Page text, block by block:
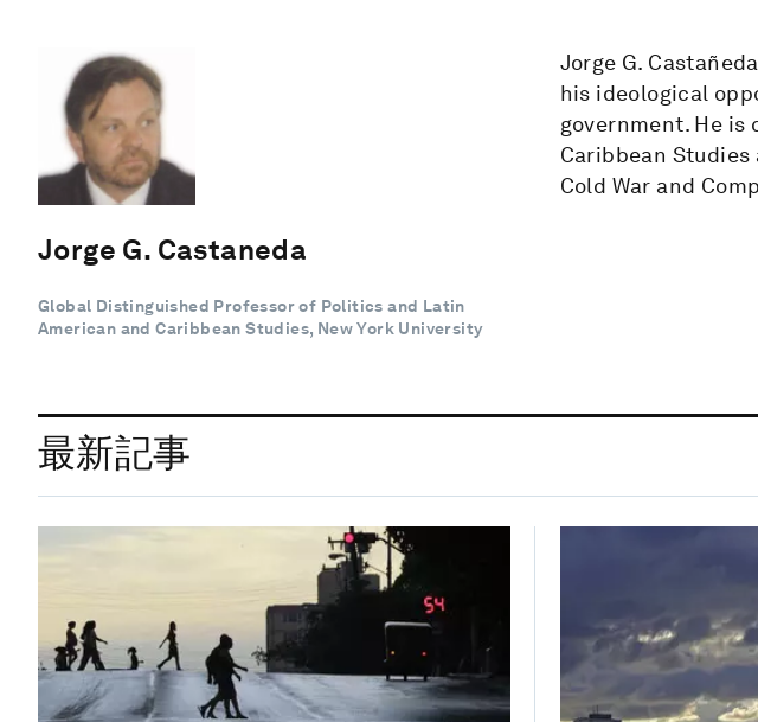
Jorge G. Castaneda
Global Distinguished Professor of Politics and Latin
American and Caribbean Studies, New York University
Jorge G.
his ideological
government. He
Caribbean
Cold War and
最新記事